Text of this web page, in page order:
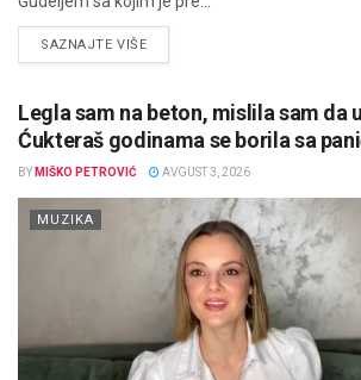
SAZNAJTE VIŠEDETAILS
Legla sam na beton, mislila sam da
Ćukteraš godinama se borila sa
BY MIŠKO PETROVIĆ AVGUST 3, 2026
MUZIKA